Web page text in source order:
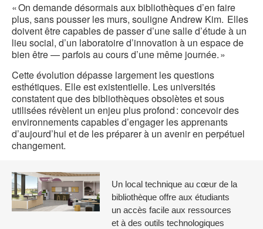
« On demande désormais aux bibliothèques d’en faire
plus, sans pousser les murs, souligne Andrew Kim. Elles
doivent être capables de passer d’une salle d’étude à un
lieu social, d’un laboratoire d’innovation à un espace de
bien être — parfois au cours d’une même journée. »
Cette évolution dépasse largement les questions
esthétiques. Elle est existentielle. Les universités
constatent que des bibliothèques obsolètes et sous
utilisées révèlent un enjeu plus profond : concevoir des
environnements capables d’engager les apprenants
d’aujourd’hui et de les préparer à un avenir en perpétuel
changement.
Un local technique au cœur de la
bibliothèque offre aux étudiants
un accès facile aux ressources
et à des outils technologiques